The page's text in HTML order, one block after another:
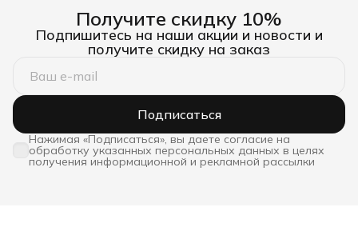
Получите скидку 10%
Подпишитесь на наши акции и новости и
получите скидку на заказ
Подписаться
Нажимая «Подписаться», вы даете согласие на
обработку указанных персональных данных в целях
получения информационной и рекламной рассылки